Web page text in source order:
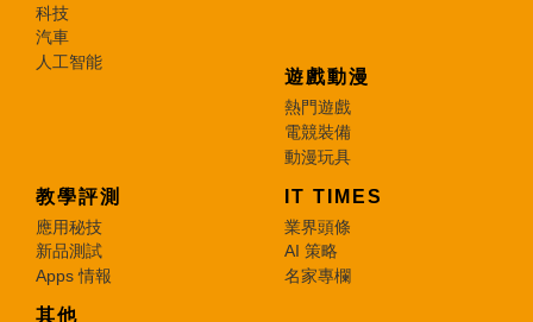
科技
汽車
人工智能
遊戲動漫
熱門遊戲
電競裝備
動漫玩具
教學評測
應用秘技
新品測試
Apps 情報
IT TIMES
業界頭條
AI 策略
名家專欄
其他